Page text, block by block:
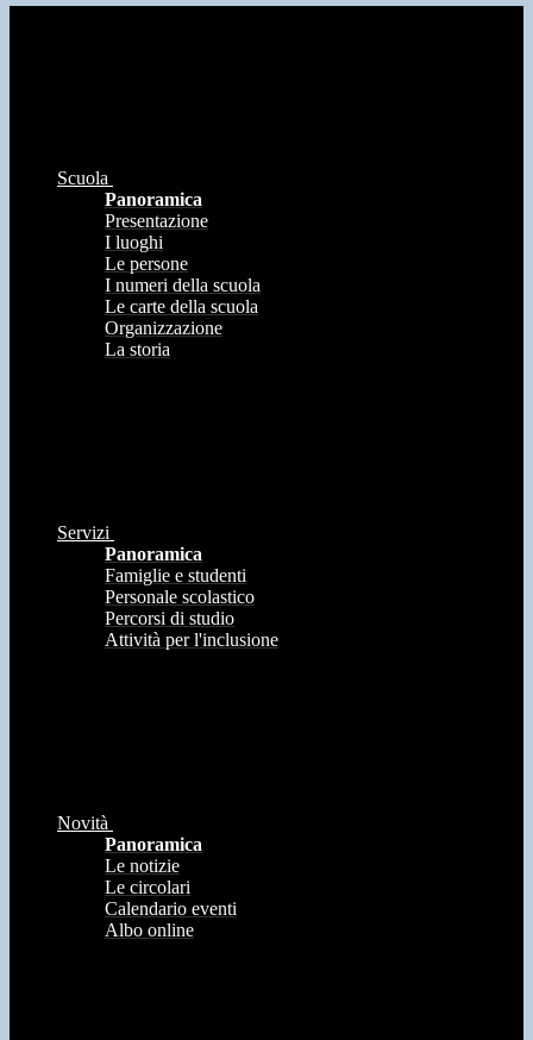
Scuola
Panoramica
Presentazione
I luoghi
Le persone
I numeri della scuola
Le carte della scuola
Organizzazione
La storia
Servizi
Panoramica
Famiglie e studenti
Personale scolastico
Percorsi di studio
Attività per l'inclusione
Novità
Panoramica
Le notizie
Le circolari
Calendario eventi
Albo online